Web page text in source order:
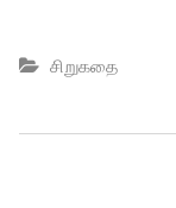
சிறுகதை